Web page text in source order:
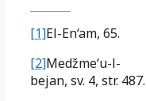
[1]El-En‘am, 65.
[2]Medžme‘u-l-
bejan, sv. 4, str. 487.